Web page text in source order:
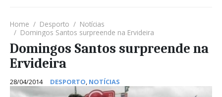
Home Desporto
Notícias
Domingos Santos surpreende na Ervideira
Domingos Santos surpreende na
Ervideira
28/04/2014 DESPORTO, NOTÍCIAS